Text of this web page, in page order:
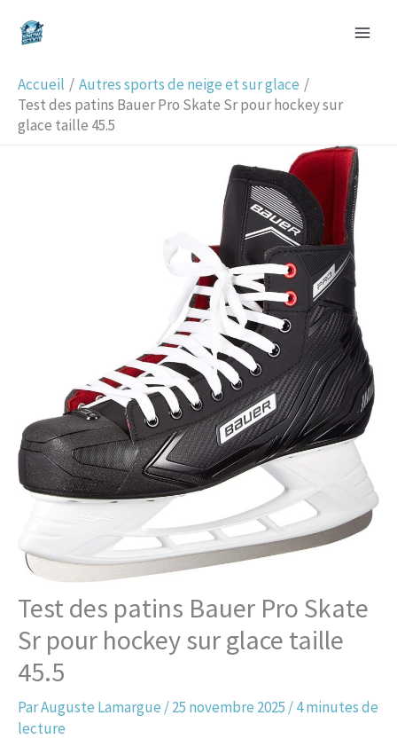
Accueil
Autres sports de neige et sur glace
Test des patins Bauer Pro Skate Sr pour hockey sur
glace taille 45.5
Test des patins Bauer Pro Skate
Sr pour hockey sur glace taille
45.5
ParAuguste Lamargue /25 novembre 2025 /4 minutes de
lecture
e
c
h
e